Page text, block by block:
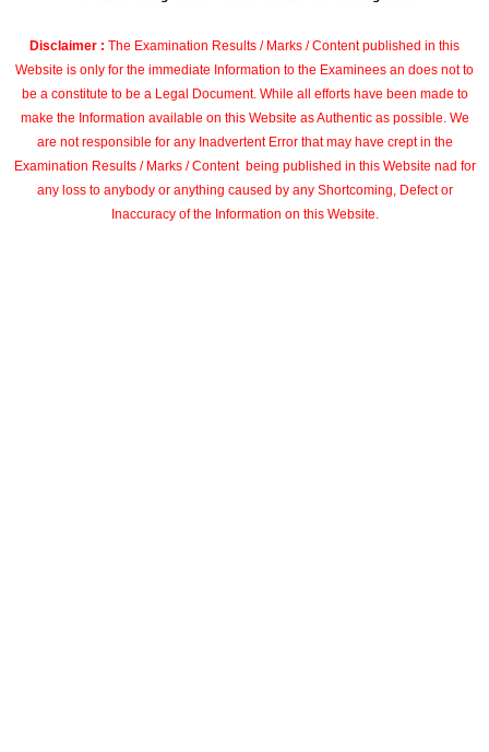
Disclaimer : The Examination Results / Marks / Content published in this
Website is only for the immediate Information to the Examinees an does not to
be a constitute to be a Legal Document. While all efforts have been made to
make the Information available on this Website as Authentic as possible. We
are not responsible for any Inadvertent Error that may have crept in the
Examination Results / Marks / Content being published in this Website nad for
any loss to anybody or anything caused by any Shortcoming, Defect or
Inaccuracy of the Information on this Website.